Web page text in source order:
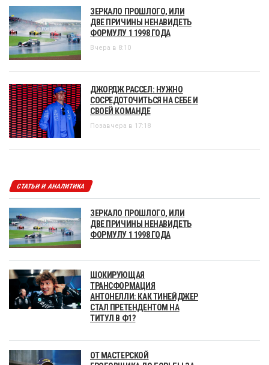
ЗЕРКАЛО ПРОШЛОГО, ИЛИ
ДВЕ ПРИЧИНЫ НЕНАВИДЕТЬ
ФОРМУЛУ 1 1998 ГОДА
Вчера в 8:10
ДЖОРДЖ РАССЕЛ: НУЖНО
СОСРЕДОТОЧИТЬСЯ НА СЕБЕ И
СВОЕЙ КОМАНДЕ
Позавчера в 17:18
СТАТЬИ И АНАЛИТИКА
ЗЕРКАЛО ПРОШЛОГО, ИЛИ
ДВЕ ПРИЧИНЫ НЕНАВИДЕТЬ
ФОРМУЛУ 1 1998 ГОДА
ШОКИРУЮЩАЯ
ТРАНСФОРМАЦИЯ
АНТОНЕЛЛИ: КАК ТИНЕЙДЖЕР
СТАЛ ПРЕТЕНДЕНТОМ НА
ТИТУЛ В Ф1?
ОТ МАСТЕРСКОЙ